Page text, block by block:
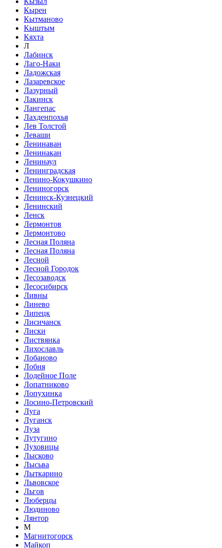
Кырен
Кытманово
Кыштым
Кяхта
Л
Лабинск
Лаго-Наки
Ладожская
Лазаревское
Лазурный
Лакинск
Лангепас
Лахденпохья
Лев Толстой
Леваши
Ленинаван
Ленинакан
Ленинаул
Ленинградская
Ленино-Кокушкино
Лениногорск
Ленинск-Кузнецкий
Ленинский
Ленск
Лермонтов
Лермонтово
Лесная Поляна
Лесная Поляна
Лесной
Лесной Городок
Лесозаводск
Лесосибирск
Ливны
Линево
Липецк
Лисичанск
Лиски
Листвянка
Лихославль
Лобаново
Лобня
Лодейное Поле
Лопатниково
Лопухинка
Лосино-Петровский
Луга
Луганск
Луза
Лутугино
Луховицы
Лысково
Лысьва
Лыткарино
Львовское
Льгов
Люберцы
Людиново
Лянтор
М
Магнитогорск
Майкоп